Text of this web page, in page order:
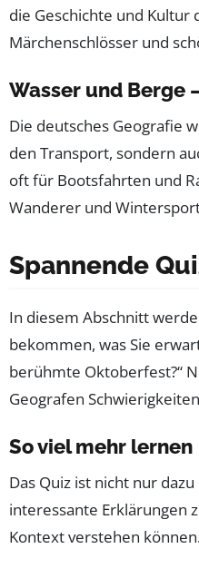
die Geschichte und Kultur
Märchenschlösser und
Wasser und Berge
Die deutsches Geografie
den Transport, sondern
oft für Bootsfahrten und
Wanderer und
Spannende
In diesem Abschnitt
bekommen, was Sie
berühmte Oktoberfest?“
Geografen
So viel mehr lernen
Das Quiz ist nicht nur
interessante Erklärungen
Kontext verstehen